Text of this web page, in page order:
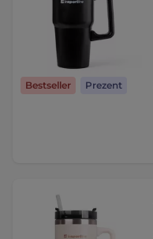
Bestseller Prezent